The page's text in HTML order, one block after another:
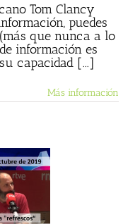
Tom Clancy
puedes
que nunca a lo
información es
capacidad [...]
Más información